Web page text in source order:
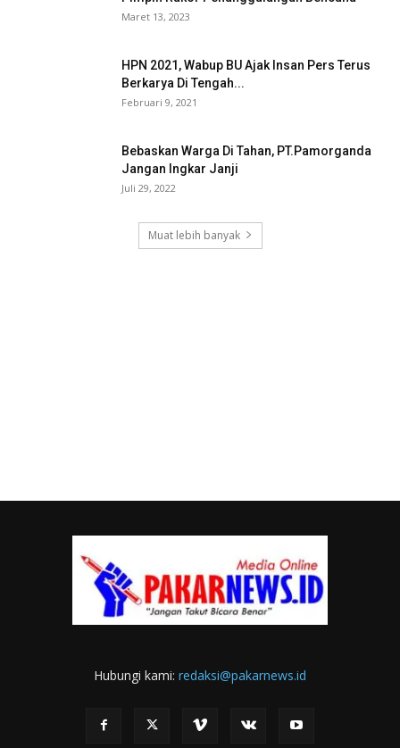
Maret 13, 2023
HPN 2021, Wabup BU Ajak Insan Pers Terus
Berkarya Di Tengah...
Februari 9, 2021
Bebaskan Warga Di Tahan, PT.Pamorganda
Jangan Ingkar Janji
Juli 29, 2022
Muat lebih banyak
Hubungi kami: redaksi@pakarnews.id